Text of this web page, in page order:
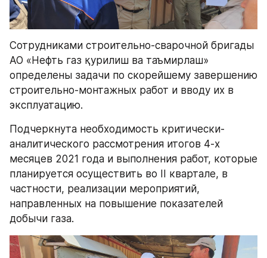
Сотрудниками строительно-сварочной бригады
АО «Нефть газ қурилиш ва таъмирлаш»
определены задачи по скорейшему завершению
строительно-монтажных работ и вводу их в
эксплуатацию.
Подчеркнута необходимость критически-
аналитического рассмотрения итогов 4-х
месяцев 2021 года и выполнения работ, которые
планируется осуществить во II квартале, в
частности, реализации мероприятий,
направленных на повышение показателей
добычи газа.